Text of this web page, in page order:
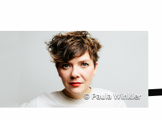
©Paula Winkler